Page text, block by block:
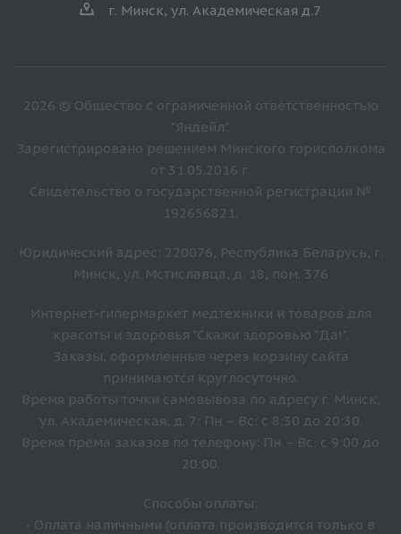
г. Минск, ул. Академическая д.7
2026 © Общество с ограниченной ответственностью
"Яндейл".
Зарегистрировано решением Минского горисполкома
от 31.05.2016 г.
Свидетельство о государственной регистрации №
192656821.
Юридический адрес: 220076, Республика Беларусь, г.
Минск, ул. Мстиславца, д. 18, пом. 376
Интернет-гипермаркет медтехники и товаров для
красоты и здоровья "Скажи здоровью "Да!".
Заказы, оформленные через корзину сайта
принимаются круглосуточно.
Время работы точки самовывоза по адресу г. Минск,
ул. Академическая, д. 7: Пн – Вс: с 8:30 до 20:30.
Время прёма заказов по телефону: Пн – Вс: с 9:00 до
20:00.
Способы оплаты:
- Оплата наличными (оплата производится только в